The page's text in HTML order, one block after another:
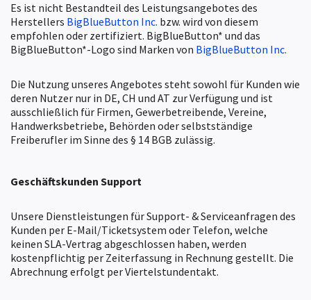
Es ist nicht Bestandteil des Leistungsangebotes des
Herstellers BigBlueButton Inc. bzw. wird von diesem
empfohlen oder zertifiziert. BigBlueButton* und das
BigBlueButton*-Logo sind Marken von BigBlueButton Inc.
Die Nutzung unseres Angebotes steht sowohl für Kunden wie
deren Nutzer nur in DE, CH und AT zur Verfügung und ist
ausschließlich für Firmen, Gewerbetreibende, Vereine,
Handwerksbetriebe, Behörden oder selbstständige
Freiberufler im Sinne des § 14 BGB zulässig.
Geschäftskunden Support
Unsere Dienstleistungen für Support- & Serviceanfragen des
Kunden per E-Mail/Ticketsystem oder Telefon, welche
keinen SLA-Vertrag abgeschlossen haben, werden
kostenpflichtig per Zeiterfassung in Rechnung gestellt. Die
Abrechnung erfolgt per Viertelstundentakt.